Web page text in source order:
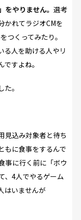
やりません。 選考
かれてラジオCMを
つくってみたり。
る人を助ける人やリ
すよね。
。
見込み対象者と待ち
もに食事をするんで
事に行く前に「ボウ
、4人でやるゲーム
はいませんが